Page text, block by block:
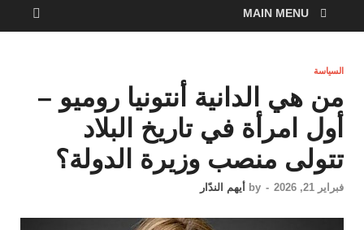
MAIN MENU
السياسة
من هي الدانية أنتونيا روميو –
أول امرأة في تاريخ البلاد
تتولى منصب وزيرة الدولة؟
فبراير 21, 2026 -
by أيهم الندّار